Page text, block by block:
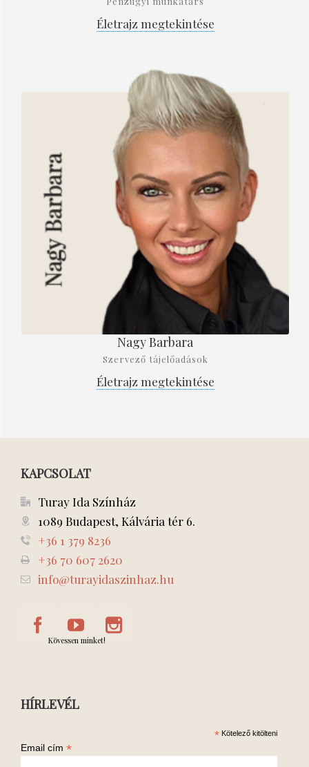
Életrajz megtekintése
Nagy Barbara
Szervező tájelőadások
Életrajz megtekintése
KAPCSOLAT
Turay Ida Színház
1089 Budapest, Kálvária tér 6.
+36 1 379 8236
+36 70 607 2620
info@turayidaszinhaz.hu
Kövessen minket!
HÍRLEVÉL
* Kötelező kitölteni
Email cím *